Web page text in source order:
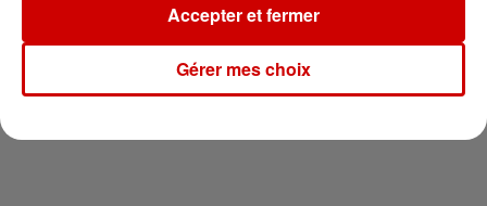
Newsletter
Gérer mes choix
Accepter et fermer